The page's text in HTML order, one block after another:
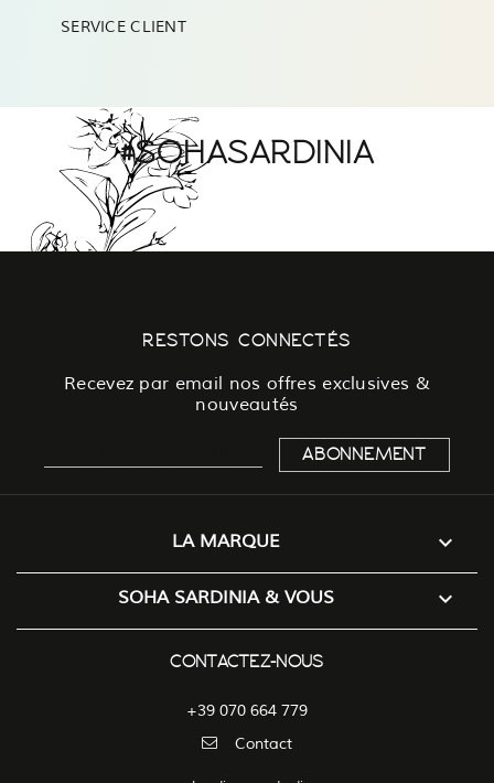
SERVICE CLIENT
#SOHASARDINIA
RESTONS CONNECTÉS
Recevez par email nos offres exclusives &
nouveautés
LA MARQUE 
SOHA SARDINIA & VOUS 
CONTACTEZ-NOUS
+39 070 664 779
Contact